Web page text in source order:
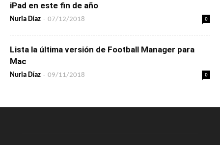
iPad en este fin de año
Nuria Díaz - 07/12/2018 0
Lista la última versión de Football Manager para
Mac
Nuria Díaz - 09/11/2018 0